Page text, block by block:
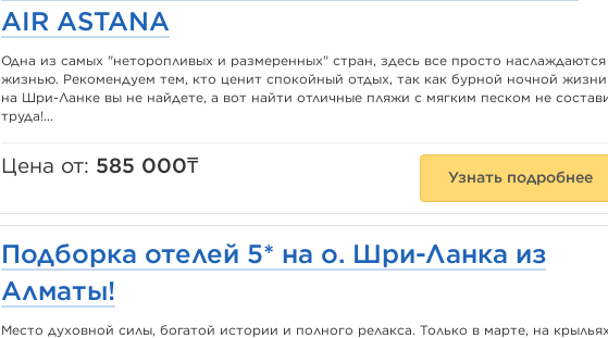
AIR ASTANA
Одна из самых "неторопливых и размеренных" стран, здесь все просто наслаждаются
жизнью. Рекомендуем тем, кто ценит спокойный отдых, так как бурной ночной жизни
на Шри-Ланке вы не найдете, а вот найти отличные пляжи с мягким песком не
труда!...
Цена от: 585 000₸
Узнать подробнее
Подборка отелей 5* на о. Шри-Ланка из
Алматы!
Место духовной силы, богатой истории и полного релакса. Только в марте, на крыльях